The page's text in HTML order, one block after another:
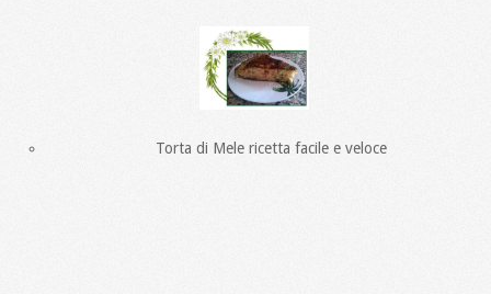
Torta di Mele ricetta facile e veloce